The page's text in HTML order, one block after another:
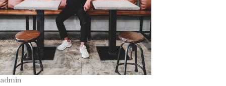
admin